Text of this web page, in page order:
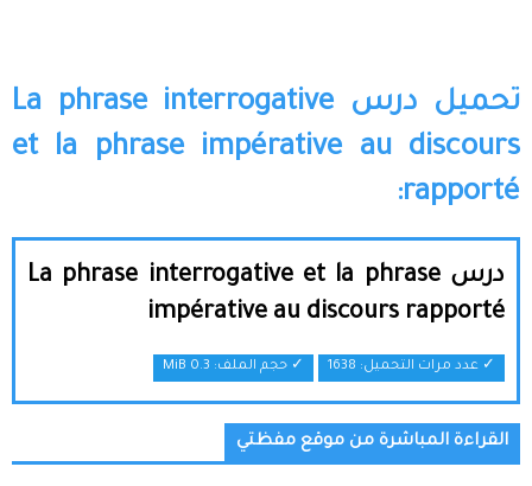
تحميل درس La phrase interrogative
et la phrase impérative au discours
rapporté:
درس La phrase interrogative et la phrase
impérative au discours rapporté
✓ عدد مرات التحميل: 1638 ✓ حجم الملف: 0.3 MiB
القراءة المباشرة من موقع مفظتي